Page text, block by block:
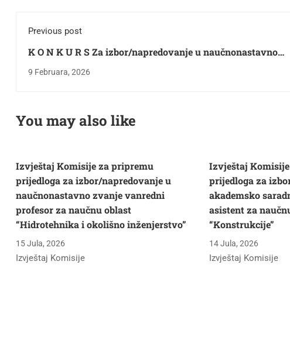
Previous post
K O N K U R S Za izbor/napredovanje u naučnonastavno
zvanje - redovni profesor za naučnu oblast
9 Februara, 2026
You may also like
Izvještaj Komisije za pripremu
prijedloga za izbor/napredovanje u
naučnonastavno zvanje vanredni
profesor za naučnu oblast
“Hidrotehnika i okolišno inženjerstvo”
15 Jula, 2026
Izvještaj Komisije
Izvještaj
prijedloga za
akademsko
asistent za
“Konstrukcije”
14 Jula, 2026
Izvještaj Komisije